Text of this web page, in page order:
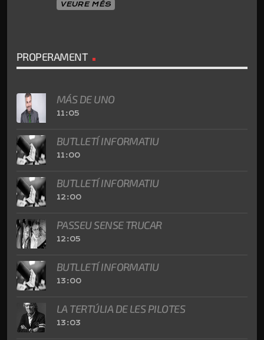
VEURE MÉS
PROPERAMENT
MÁS DE UNO
11:05
BUTLLETÍ INFORMATIU
11:00
BUTLLETÍ INFORMATIU
12:00
PASSEU SENSE TRUCAR
12:05
BUTLLETÍ INFORMATIU
13:00
LA TERTÚLIA DE LES PILOTES
13:03